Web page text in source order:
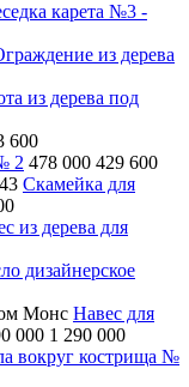
карета №3 -
из дерева
из дерева под
600
2 478 000 429 600
Скамейка для
из дерева для
дизайнерское
Навес для
000 1 290 000
вокруг кострища №